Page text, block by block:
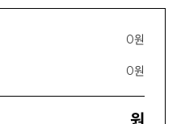
0원
0원